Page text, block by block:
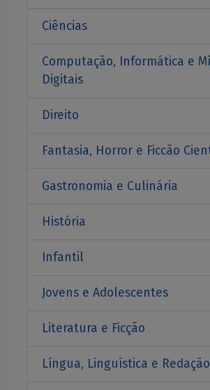
Ciências
Computação, Informática e
Digitais
Direito
Fantasia, Horror e Ficcão
Gastronomia e Culinária
História
Infantil
Jovens e Adolescentes
Literatura e Ficção
Língua, Linguística e Redação